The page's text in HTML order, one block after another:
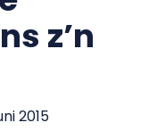
z’n
2015